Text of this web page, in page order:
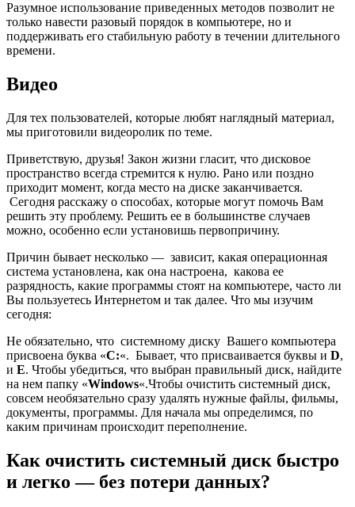
Разумное использование приведенных методов позволит не
только навести разовый порядок в компьютере, но и
поддерживать его стабильную работу в течении длительного
времени.
Видео
Для тех пользователей, которые любят наглядный материал,
мы приготовили видеоролик по теме.
Приветствую, друзья! Закон жизни гласит, что дисковое
пространство всегда стремится к нулю. Рано или поздно
приходит момент, когда место на диске заканчивается.
Сегодня расскажу о способах, которые могут помочь Вам
решить эту проблему. Решить ее в большинстве случаев
можно, особенно если установишь первопричину.
Причин бывает несколько — зависит, какая операционная
система установлена, как она настроена, какова ее
разрядность, какие программы стоят на компьютере, часто ли
Вы пользуетесь Интернетом и так далее. Что мы изучим
сегодня:
Не обязательно, что системному диску Вашего компьютера
присвоена буква «С:«. Бывает, что присваивается буквы и D,
и E. Чтобы убедиться, что выбран правильный диск, найдите
на нем папку «Windows«.Чтобы очистить системный диск,
совсем необязательно сразу удалять нужные файлы, фильмы,
документы, программы. Для начала мы определимся, по
каким причинам происходит переполнение.
Как очистить системный диск быстро
и легко — без потери данных?